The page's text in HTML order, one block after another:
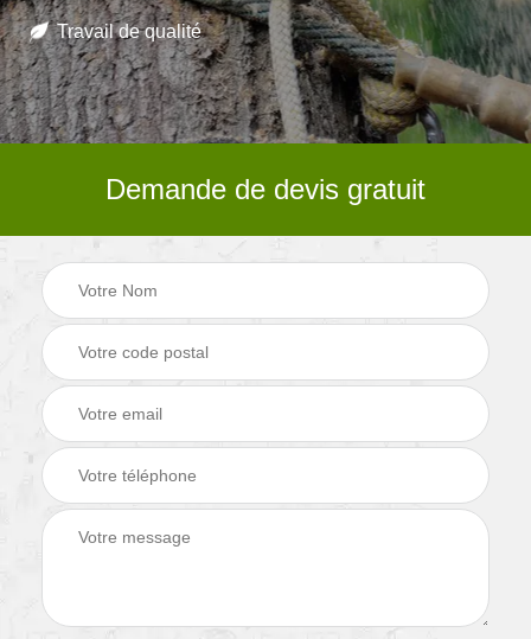
Travail de qualité
Demande de devis gratuit